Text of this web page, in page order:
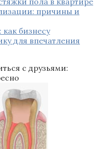
причины и
как бизнесу
для впечатления
с друзьями: